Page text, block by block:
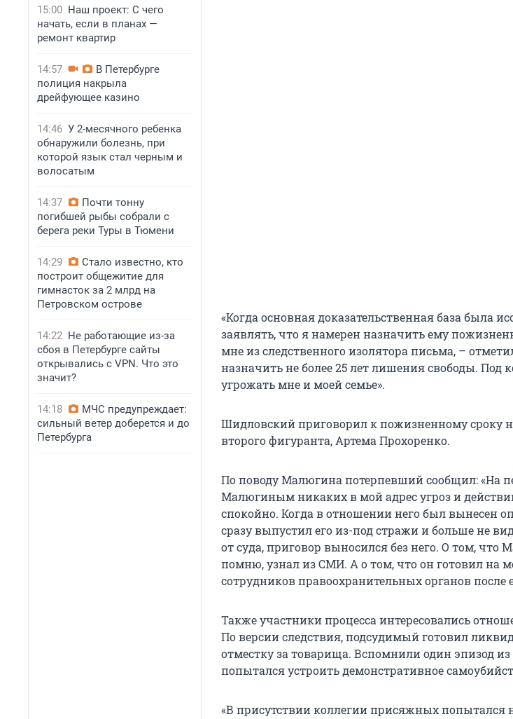
15:00 Наш проект: С чего
начать, если в планах —
ремонт квартир
14:57
В Петербурге
полиция накрыла
дрейфующее казино
14:46 У 2-месячного ребенка
обнаружили болезнь, при
которой язык стал черным и
волосатым
14:37
Почти тонну
погибшей рыбы собрали с
берега реки Туры в Тюмени
14:29
Стало известно, кто
построит общежитие для
гимнасток за 2 млрд на
Петровском острове
14:22 Не работающие из-за
сбоя в Петербурге сайты
открывались с VPN. Что это
значит?
14:18
МЧС предупреждает:
сильный ветер доберется и до
Петербурга
«Когда основная доказательственная база была
заявлять, что я намерен назначить ему
мне из следственного изолятора письма, –
назначить не более 25 лет лишения свободы. Под
угрожать мне и моей семье».
Шидловский приговорил к пожизненному сроку
второго фигуранта, Артема Прохоренко.
По поводу Малюгина потерпевший сообщил: «На
Малюгиным никаких в мой адрес угроз и
спокойно. Когда в отношении него был вынесен
сразу выпустил его из-под стражи и больше не
от суда, приговор выносился без него. О том, что
помню, узнал из СМИ. А о том, что он готовил на
сотрудников правоохранительных органов после
Также участники процесса интересовались
По версии следствия, подсудимый готовил
отместку за товарища. Вспомнили один эпизод из
попытался устроить демонстративное
«В присутствии коллегии присяжных попытался